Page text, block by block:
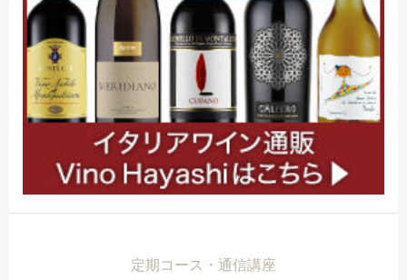
定期コース・通信講座